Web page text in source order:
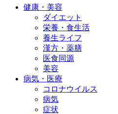
健康・美容
ダイエット
栄養・食生活
養生ライフ
漢方・薬膳
医食同源
美容
病気・医療
コロナウイルス
病気
症状